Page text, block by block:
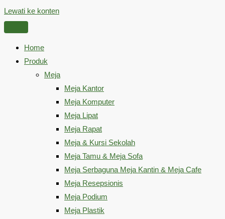
Lewati ke konten
Home
Produk
Meja
Meja Kantor
Meja Komputer
Meja Lipat
Meja Rapat
Meja & Kursi Sekolah
Meja Tamu & Meja Sofa
Meja Serbaguna Meja Kantin & Meja Cafe
Meja Resepsionis
Meja Podium
Meja Plastik